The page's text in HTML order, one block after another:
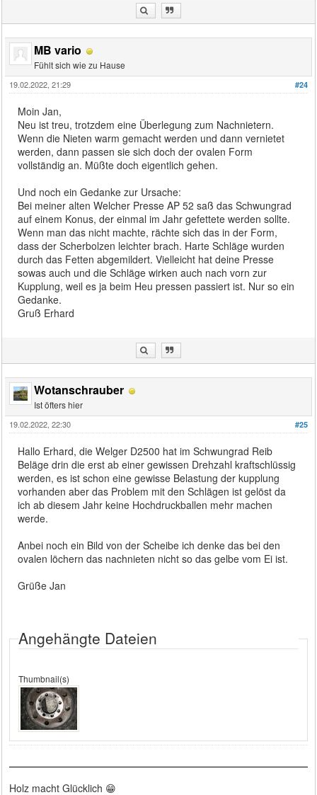
MB vario
Fühlt sich wie zu Hause
#24
19.02.2022, 21:29
Moin Jan,
Neu ist treu, trotzdem eine Überlegung zum Nachnietern.
Wenn die Nieten warm gemacht werden und dann vernietet
werden, dann passen sie sich doch der ovalen Form
vollständig an. Müßte doch eigentlich gehen.
Und noch ein Gedanke zur Ursache:
Bei meiner alten Welcher Presse AP 52 saß das Schwungrad
auf einem Konus, der einmal im Jahr gefettete werden sollte.
Wenn man das nicht machte, rächte sich das in der Form,
dass der Scherbolzen leichter brach. Harte Schläge wurden
durch das Fetten abgemildert. Vielleicht hat deine Presse
sowas auch und die Schläge wirken auch nach vorn zur
Kupplung, weil es ja beim Heu pressen passiert ist. Nur so ein
Gedanke.
Gruß Erhard
Wotanschrauber
Ist öfters hier
#25
19.02.2022, 22:30
Hallo Erhard, die Welger D2500 hat im Schwungrad Reib
Beläge drin die erst ab einer gewissen Drehzahl kraftschlüssig
werden, es ist schon eine gewisse Belastung der kupplung
vorhanden aber das Problem mit den Schlägen ist gelöst da
ich ab diesem Jahr keine Hochdruckballen mehr machen
werde.
Anbei noch ein Bild von der Scheibe ich denke das bei den
ovalen löchern das nachnieten nicht so das gelbe vom Ei ist.
Grüße Jan
Angehängte Dateien
Thumbnail(s)
Holz macht Glücklich 😁